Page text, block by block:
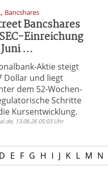
, Bancshares
Bancshares
Einreichung
...
Aktie steigt
Dollar und liegt
dem 52-Wochen-
Schritte
Kursentwicklung.
13.06.26 05:03 Uhr
D E F G H I J K L M N